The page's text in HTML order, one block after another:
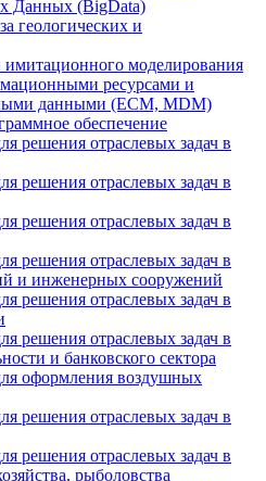
Данных (BigData)
геологических и
имитационного моделирования
ресурсами и
данными (ECM, MDM)
обеспечение
решения отраслевых задач в
решения отраслевых задач в
решения отраслевых задач в
решения отраслевых задач в
и инженерных сооружений
решения отраслевых задач в
решения отраслевых задач в
и банковского сектора
оформления воздушных
решения отраслевых задач в
решения отраслевых задач в
рыболовства